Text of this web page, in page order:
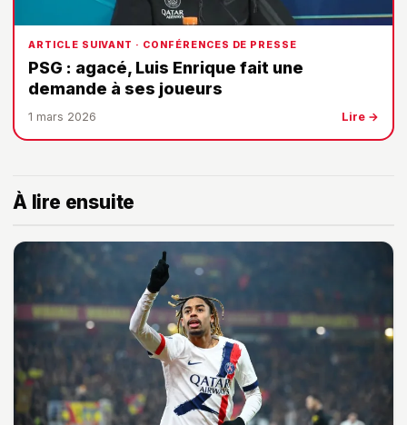
ARTICLE SUIVANT · CONFÉRENCES DE PRESSE
PSG : agacé, Luis Enrique fait une
demande à ses joueurs
1 mars 2026 Lire →
À lire ensuite